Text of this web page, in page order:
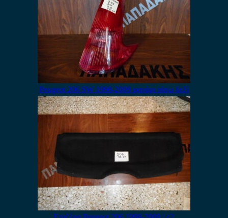
Peugeot 206 SW 1998-2009 φανάρι πίσω δεξί